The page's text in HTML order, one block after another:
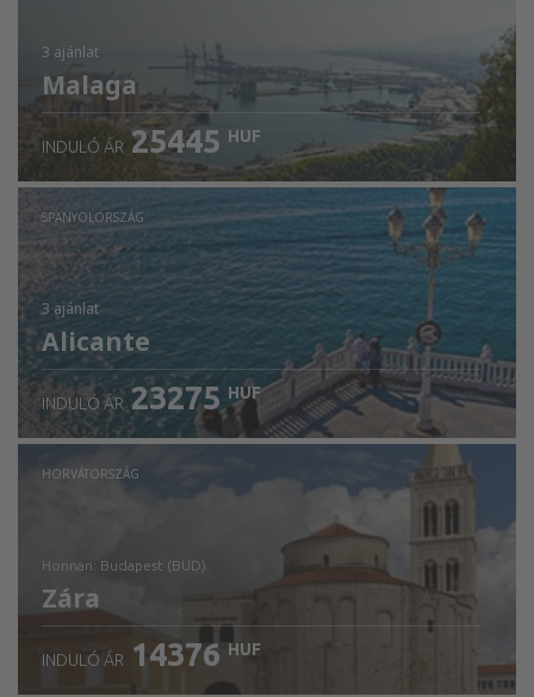
3 ajánlat
Malaga
INDULÓ ÁR 25445 HUF
SPANYOLORSZÁG
3 ajánlat
Alicante
INDULÓ ÁR 23275 HUF
HORVÁTORSZÁG
honnan: Budapest (BUD)
Zára
INDULÓ ÁR 14376 HUF